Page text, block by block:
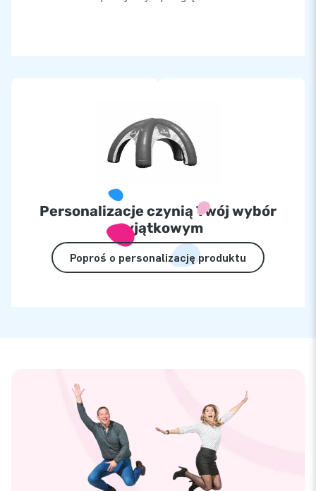
Personalizacje czynią Twój wybór
wyjątkowym
Poproś o personalizację produktu